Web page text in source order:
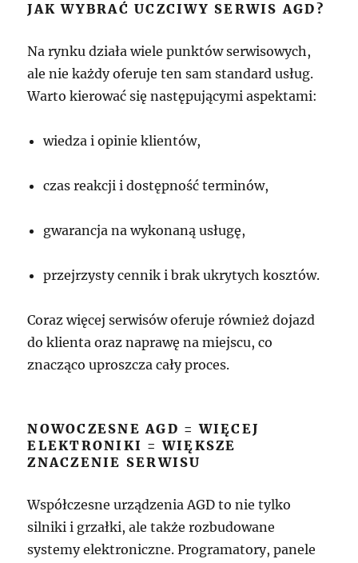
JAK WYBRAĆ UCZCIWY SERWIS AGD?
Na rynku działa wiele punktów serwisowych,
ale nie każdy oferuje ten sam standard usług.
Warto kierować się następującymi aspektami:
wiedza i opinie klientów,
czas reakcji i dostępność terminów,
gwarancja na wykonaną usługę,
przejrzysty cennik i brak ukrytych kosztów.
Coraz więcej serwisów oferuje również dojazd
do klienta oraz naprawę na miejscu, co
znacząco uproszcza cały proces.
NOWOCZESNE AGD = WIĘCEJ
ELEKTRONIKI = WIĘKSZE
ZNACZENIE SERWISU
Współczesne urządzenia AGD to nie tylko
silniki i grzałki, ale także rozbudowane
systemy elektroniczne. Programatory, panele